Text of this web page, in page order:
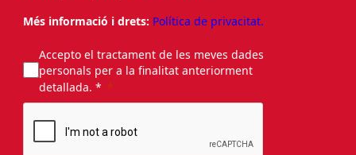
Més informació i drets: Política de privacitat.
Accepto el tractament de les meves dades
personals per a la finalitat anteriorment
detallada. *